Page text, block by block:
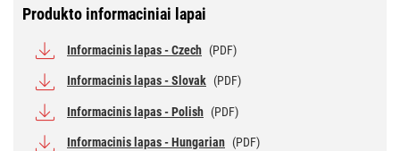
Produkto informaciniai lapai
Informacinis lapas - Czech (PDF)
Informacinis lapas - Slovak (PDF)
Informacinis lapas - Polish (PDF)
Informacinis lapas - Hungarian (PDF)